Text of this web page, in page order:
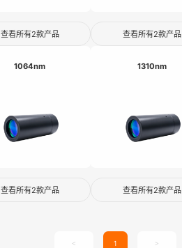
查看所有2款产品 查看所有2款产品
1064nm
查看所有2款产品
1310nm
查看所有2款产品
< 1 >